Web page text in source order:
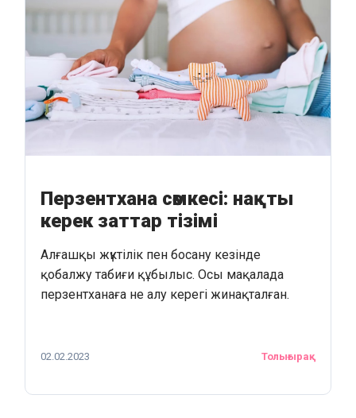
Перзентхана сөмкесі: нақты
керек заттар тізімі
Алғашқы жүктілік пен босану кезінде
қобалжу табиғи құбылыс. Осы мақалада
перзентханаға не алу керегі жинақталған.
02.02.2023 Толығырақ